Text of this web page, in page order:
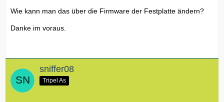
Wie kann man das über die Firmware der Festplatte ändern?
Danke im voraus.
sniffer08
Tripel As